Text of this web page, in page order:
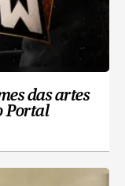
das artes
Portal